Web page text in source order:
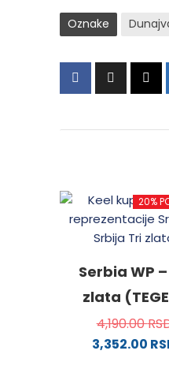
Oznake
20%
Serbia WP
zlata
4,190.00
3,352.00